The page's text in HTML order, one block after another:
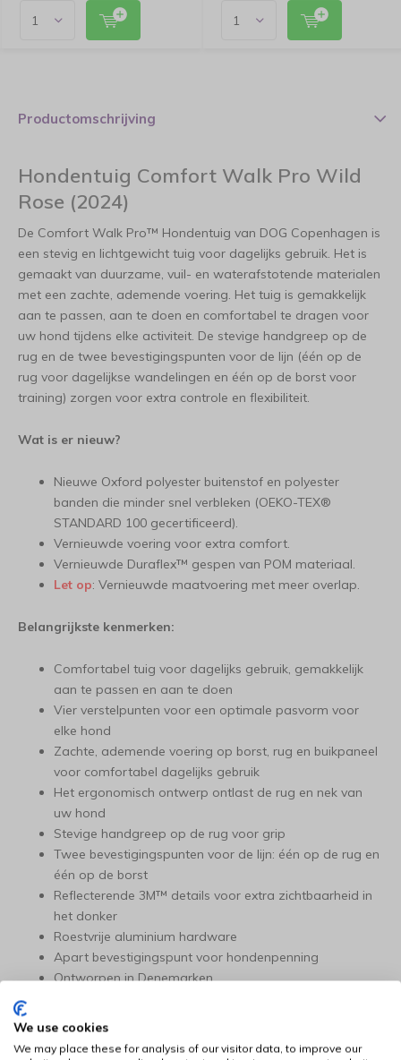
Productomschrijving
Hondentuig Comfort Walk Pro Wild
Rose (2024)
De Comfort Walk Pro™ Hondentuig van DOG Copenhagen is
een stevig en lichtgewicht tuig voor dagelijks gebruik. Het is
gemaakt van duurzame, vuil- en waterafstotende materialen
met een zachte, ademende voering. Het tuig is gemakkelijk
aan te passen, aan te doen en comfortabel te dragen voor
uw hond tijdens elke activiteit. De stevige handgreep op de
rug en de twee bevestigingspunten voor de lijn (één op de
rug voor dagelijkse wandelingen en één op de borst voor
training) zorgen voor extra controle en flexibiliteit.
Wat is er nieuw?
Nieuwe Oxford polyester buitenstof en polyester
banden die minder snel verbleken (OEKO-TEX®
STANDARD 100 gecertificeerd).
Vernieuwde voering voor extra comfort.
Vernieuwde Duraflex™ gespen van POM materiaal.
Let op: Vernieuwde maatvoering met meer overlap.
Belangrijkste kenmerken:
Comfortabel tuig voor dagelijks gebruik, gemakkelijk
aan te passen en aan te doen
Vier verstelpunten voor een optimale pasvorm voor
elke hond
Zachte, ademende voering op borst, rug en buikpaneel
voor comfortabel dagelijks gebruik
Het ergonomisch ontwerp ontlast de rug en nek van
uw hond
Stevige handgreep op de rug voor grip
Twee bevestigingspunten voor de lijn: één op de rug en
één op de borst
Reflecterende 3M™ details voor extra zichtbaarheid in
het donker
Roestvrije aluminium hardware
Apart bevestigingspunt voor hondenpenning
Ontworpen in Denemarken
Kleur: fuchsia.
We use cookies
We may place these for analysis of our visitor data, to improve our